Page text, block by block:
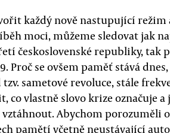
každý nově nastupující
moci, můžeme sledovat jak
československé republiky, tak
Proč se ovšem paměť stává
tzv. sametové revoluce, stále
co vlastně slovo krize označuje
Abychom porozuměli
pamětí včetně neustávající